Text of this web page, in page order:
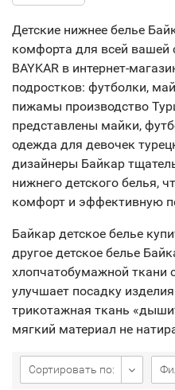
Детские нижнее белье
комфорта для всей вашей
BAYKAR в интернет-
подростков: футболки,
пижамы производство
представлены майки,
одежда для девочек
дизайнеры Байкар
нижнего детского белья,
комфорт и эффективную
Байкар детское белье
другое детское белье
хлопчатобумажной ткани
улучшает посадку
трикотажная ткань
мягкий материал не
Сортировать по: